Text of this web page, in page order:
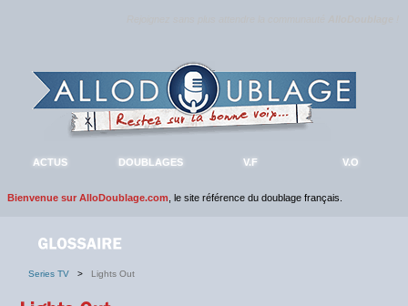
ACTUS DOUBLAGES V.F V.O
Bienvenue sur AlloDoublage.com , le site référence du doublage français.
Series TV > Lights Out